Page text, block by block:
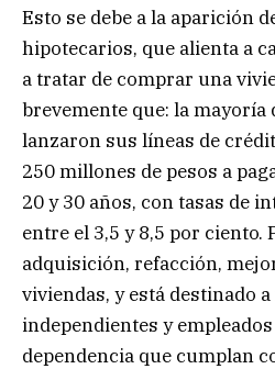
Esto se debe a la aparición
hipotecarios, que alienta a
a tratar de comprar una
brevemente que: la mayoría
lanzaron sus líneas de
250 millones de pesos a
20 y 30 años, con tasas de
entre el 3,5 y 8,5 por ciento.
adquisición, refacción,
viviendas, y está destinado
independientes y
dependencia que cumplan